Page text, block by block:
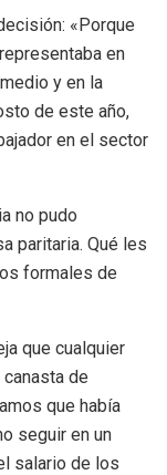
«Porque
en
y en la
de este año,
en el sector
no pudo
paritaria. Qué les
formales de
que cualquier
de
que había
seguir en un
salario de los